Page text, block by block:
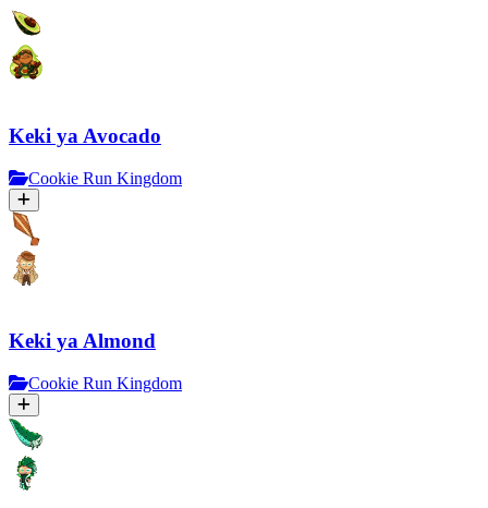
Keki ya Avocado
Cookie Run Kingdom
Keki ya Almond
Cookie Run Kingdom